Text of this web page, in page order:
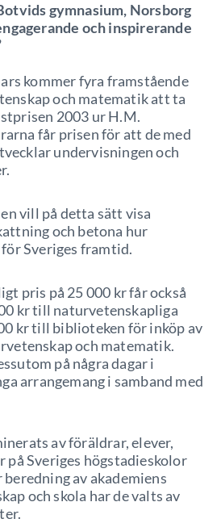
gymnasium, Norsborg
och inspirerande
kommer fyra framstående
och matematik att ta
2003 ur H.M.
får prisen för att de med
undervisningen och
vill på detta sätt visa
och betona hur
Sveriges framtid.
pris på 25 000 kr får också
kr till naturvetenskapliga
kr till biblioteken för inköp av
och matematik.
på några dagar i
arrangemang i samband med
av föräldrar, elever,
på Sveriges högstadieskolor
av akademiens
och skola har de valts av